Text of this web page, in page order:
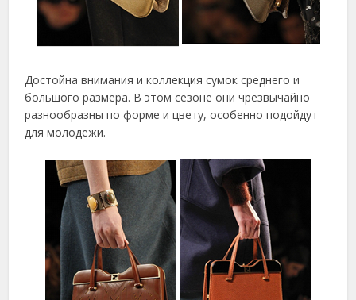
Достойна внимания и коллекция сумок среднего и
большого размера. В этом сезоне они чрезвычайно
разнообразны по форме и цвету, особенно подойдут
для молодежи.